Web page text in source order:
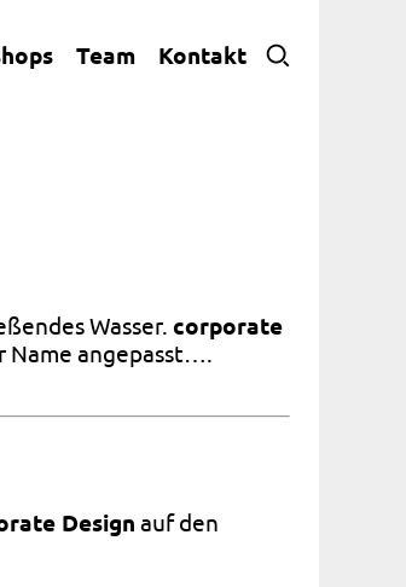
Team Kontakt
Wasser. corporate
Name angepasst….
Design auf den